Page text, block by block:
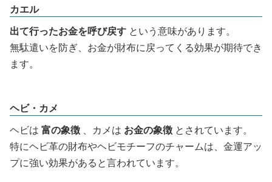
カエル
出て行ったお金を呼び戻す という意味があります。
無駄遣いを防ぎ、お金が財布に戻ってくる効果が期待でき
ます。
ヘビ・カメ
ヘビは 富の象徴 、カメは お金の象徴 とされています。
特にヘビ革の財布やヘビモチーフのチャームは、金運アッ
プに強い効果があると言われています。